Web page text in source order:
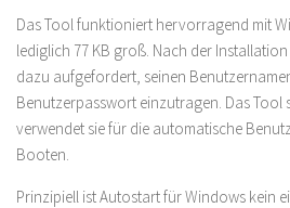
Das Tool funktioniert hervorragend mit
lediglich 77 KB groß. Nach der
dazu aufgefordert, seinen
Benutzerpasswort einzutragen. Das Tool
verwendet sie für die automatische
Booten.
Prinzipiell ist Autostart für Windows kein